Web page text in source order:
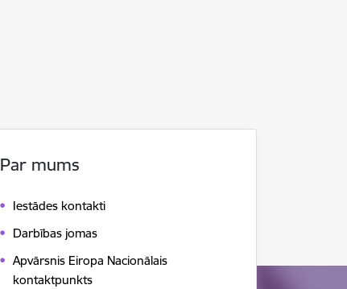
Par mums
Iestādes kontakti
Darbības jomas
Apvārsnis Eiropa Nacionālais
kontaktpunkts